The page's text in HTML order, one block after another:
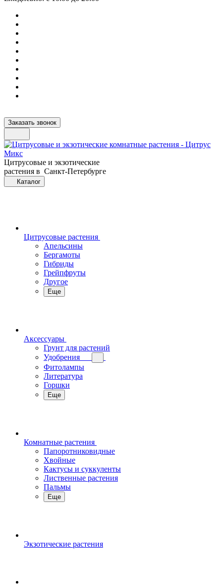
Заказать звонок
Цитрусовые и экзотические
растения в Санкт-Петербурге
Каталог
Цитрусовые растения
Апельсины
Бергамоты
Гибриды
Грейпфруты
Другое
Еще
Аксессуары
Грунт для растений
Удобрения
Фитолампы
Литература
Горшки
Еще
Комнатные растения
Папоротниковидные
Хвойные
Кактусы и суккуленты
Лиственные растения
Пальмы
Еще
Экзотические растения